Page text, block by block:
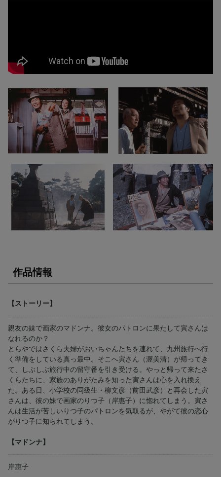
作品情報
【ストーリー】
親友の妹で画家のマドンナ。彼女のパトロンに果たして寅さんは
なれるのか？
とらやではさくら夫婦がおいちゃんたちを連れて、九州旅行へ行
く準備をしている真っ最中。そこへ寅さん（渥美清）が帰ってき
て、しぶしぶ旅行中の留守番を引き受ける。やっと帰って来たさ
くらたちに、家族のありがたみを知った寅さんは心を入れ換え
た。ある日、小学校の同級生・柳文彦（前田武彦）と再会した寅
さんは、彼の妹で画家のりつ子（岸惠子）に惚れてしまう。寅さ
んは生活が苦しいりつ子のパトロンを気取るが、やがて彼の恋心
がりつ子に知られてしまう。
【マドンナ】
岸惠子